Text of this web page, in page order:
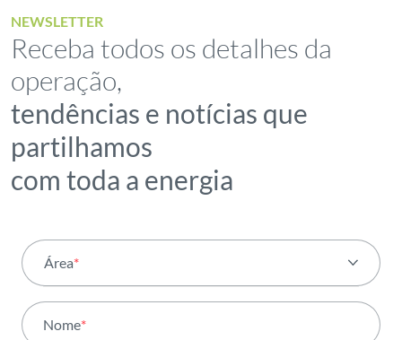
NEWSLETTER
Receba todos os detalhes da
operação,
tendências e notícias que
partilhamos
com toda a energia
Área*
Nome*